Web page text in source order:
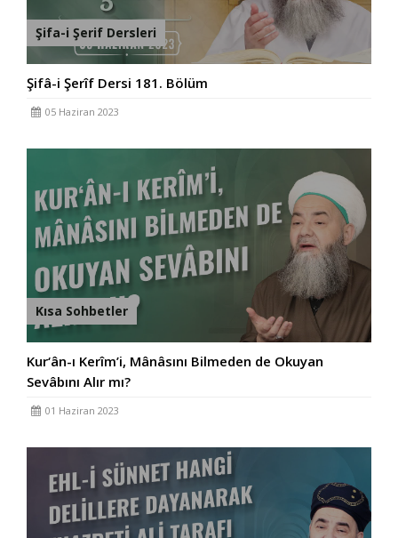
Şifa-i Şerif Dersleri
Şifâ-i Şerîf Dersi 181. Bölüm
05 Haziran 2023
Kısa Sohbetler
Kur‘ân-ı Kerîm’i, Mânâsını Bilmeden de Okuyan
Sevâbını Alır mı?
01 Haziran 2023